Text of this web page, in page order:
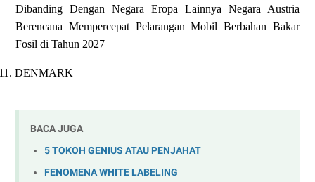
Dibanding Dengan Negara Eropa Lainnya Negara Austria
Berencana Mempercepat Pelarangan Mobil Berbahan Bakar
Fosil di Tahun 2027
DENMARK
BACA JUGA
5 TOKOH GENIUS ATAU PENJAHAT
FENOMENA WHITE LABELING